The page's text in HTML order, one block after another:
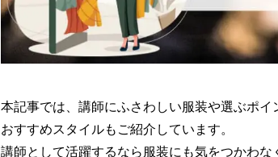
本記事では、講師にふさわしい服装や選ぶポ
おすすめスタイルもご紹介しています。
講師として活躍するなら服装にも気をつかわな